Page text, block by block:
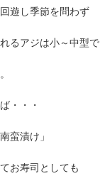
遊し季節を問わず
るアジは小～中型で
・・・
蛮漬け」
お寿司としても